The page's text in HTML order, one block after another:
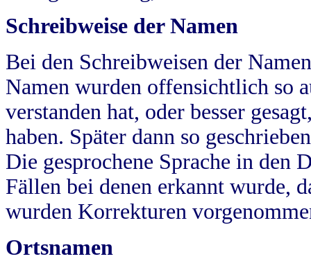
Schreibweise der Namen
Bei den Schreibweisen der
Namen wurden offensichtlich so
verstanden hat, oder besser
haben. Später dann so
Die gesprochene Sprache in
Fällen bei denen erkannt wurde,
wurden Korrekturen
Ortsnamen